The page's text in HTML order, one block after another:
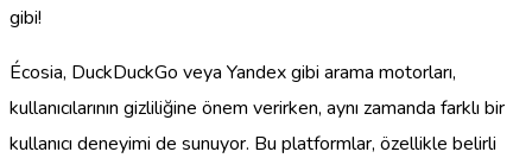
gibi!
Écosia, DuckDuckGo veya Yandex gibi arama motorları,
kullanıcılarının gizliliğine önem verirken, aynı zamanda farklı bir
kullanıcı deneyimi de sunuyor. Bu platformlar, özellikle belirli